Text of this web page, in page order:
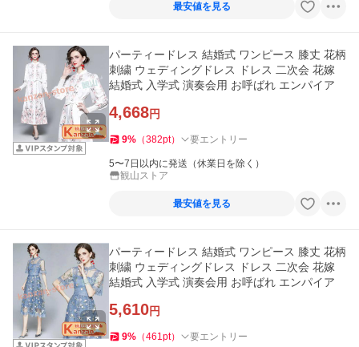
最安値を見る
パーティードレス 結婚式 ワンピース 膝丈 花柄
刺繍 ウェディングドレス ドレス 二次会 花嫁
結婚式 入学式 演奏会用 お呼ばれ エンパイア
4,668円
9% （382pt） 要エントリー
5〜7日以内に発送（休業日を除く）
観山ストア
最安値を見る
パーティードレス 結婚式 ワンピース 膝丈 花柄
刺繍 ウェディングドレス ドレス 二次会 花嫁
結婚式 入学式 演奏会用 お呼ばれ エンパイア
5,610円
9% （461pt） 要エントリー